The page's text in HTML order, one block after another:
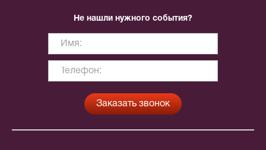
Не нашли нужного события?